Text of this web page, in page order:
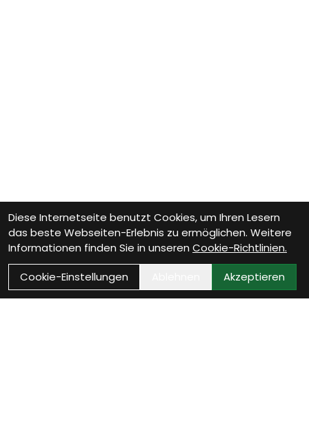
Diese Internetseite benutzt Cookies, um Ihren Lesern
das beste Webseiten-Erlebnis zu ermöglichen. Weitere
Informationen finden Sie in unseren Cookie-Richtlinien.
Cookie-Einstellungen
Akzeptieren